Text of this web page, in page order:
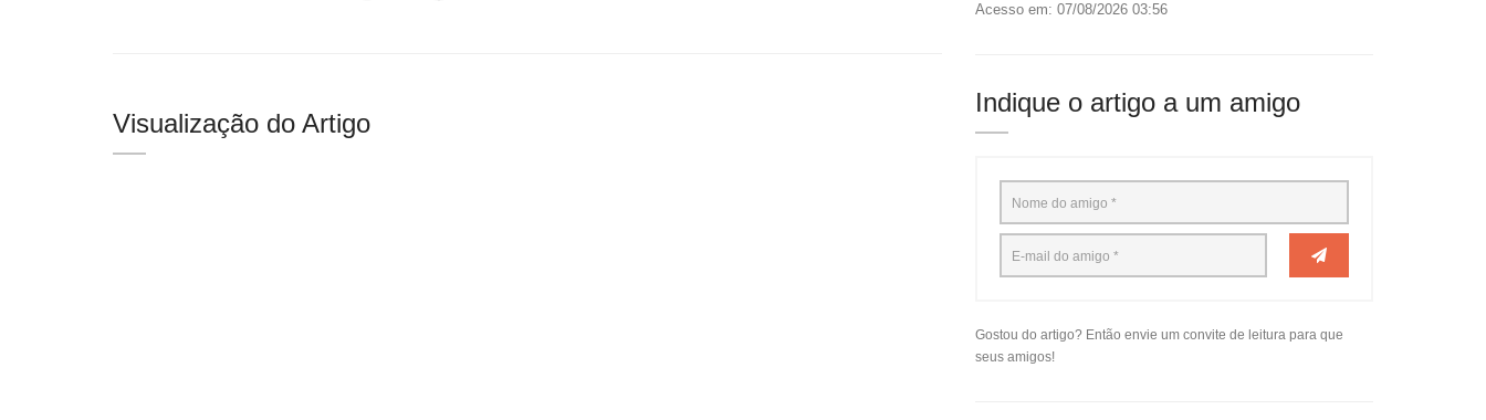
Visualização do Artigo
Acesso em: 07/08/2026 03:56
Indique o artigo a um amigo
Gostou do artigo? Então envie um convite de leitura para que
seus amigos!